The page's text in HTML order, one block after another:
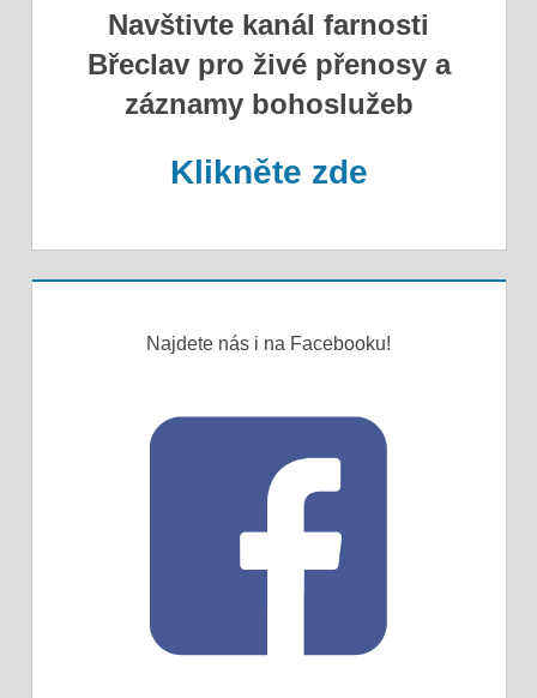
Navštivte kanál farnosti
Břeclav pro živé přenosy a
záznamy bohoslužeb
Klikněte zde
Najdete nás i na Facebooku!